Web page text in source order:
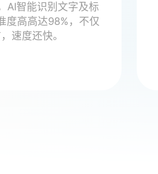
AI智能识别文字及标
度高高达98%，不仅
速度还快。